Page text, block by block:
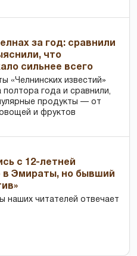
за год: сравнили
что
сильнее всего
«Челнинских известий»
полтора года и сравнили,
продукты — от
и фруктов
с 12-летней
в Эмираты, но бывший
наших читателей отвечает